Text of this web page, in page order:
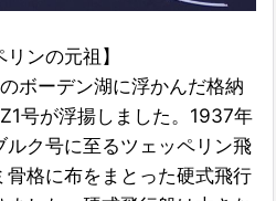
ンの元祖】
ボーデン湖に浮かんだ格納
号が浮揚しました。1937年
ク号に至るツェッペリン飛
格に布をまとった硬式飛行